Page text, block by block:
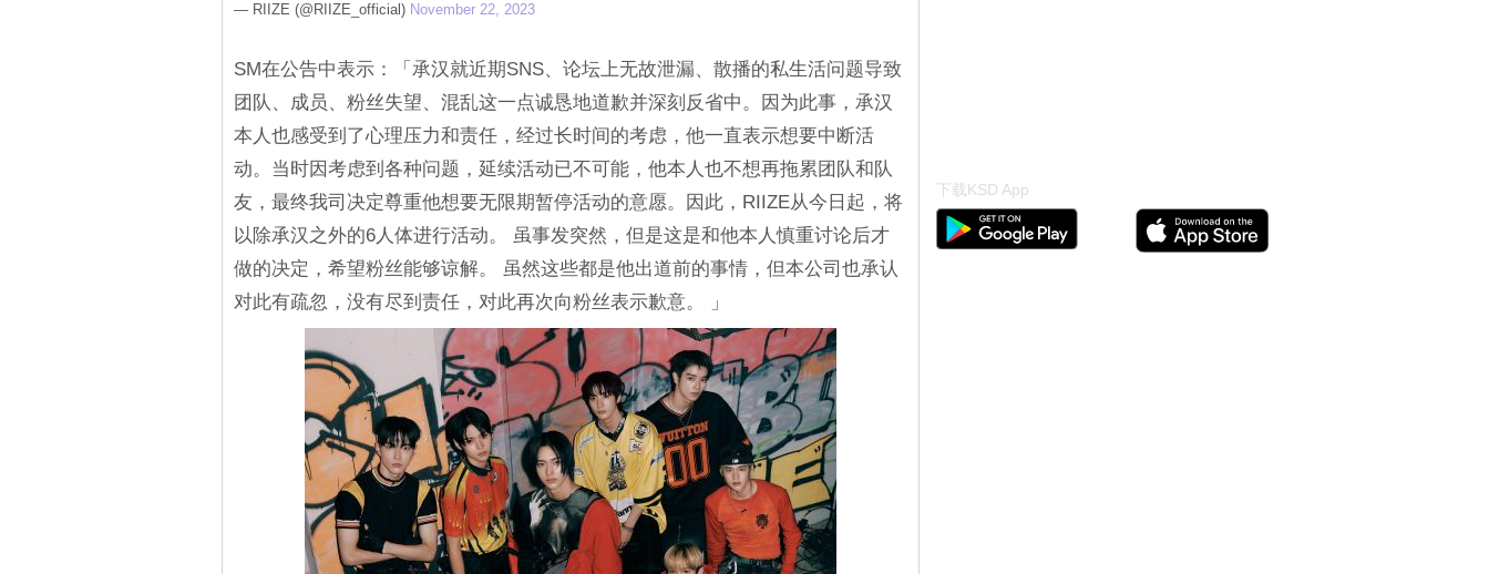
— RIIZE (@RIIZE_official) November 22, 2023
SM在公告中表示：「承汉就近期SNS、论坛上无故泄漏、散播的私生活问题导致
团队、成员、粉丝失望、混乱这一点诚恳地道歉并深刻反省中。因为此事，承汉
本人也感受到了心理压力和责任，经过长时间的考虑，他一直表示想要中断活
动。当时因考虑到各种问题，延续活动已不可能，他本人也不想再拖累团队和队
友，最终我司决定尊重他想要无限期暂停活动的意愿。因此，RIIZE从今日起，将
以除承汉之外的6人体进行活动。 虽事发突然，但是这是和他本人慎重讨论后才
做的决定，希望粉丝能够谅解。 虽然这些都是他出道前的事情，但本公司也承认
对此有疏忽，没有尽到责任，对此再次向粉丝表示歉意。 」
下载KSD App